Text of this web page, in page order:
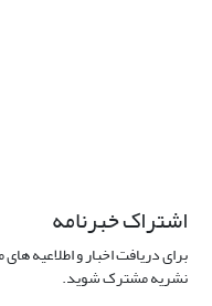
اشتراک خبرنامه
برای دریافت اخبار و اطلاعیه
نشریه مشترک شوید.